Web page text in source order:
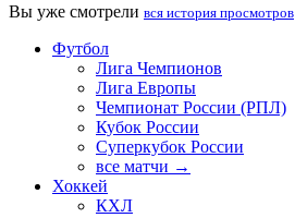
Вы уже смотрели вся история просмотров
Футбол
Лига Чемпионов
Лига Европы
Чемпионат России (РПЛ)
Кубок России
Суперкубок России
все матчи →
Хоккей
КХЛ